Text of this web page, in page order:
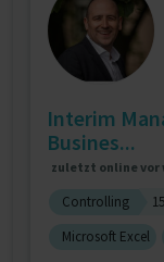
Interim
Busines...
zuletzt online vor
Controlling
Microsoft Excel